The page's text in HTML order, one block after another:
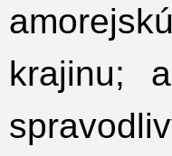
krajinu;